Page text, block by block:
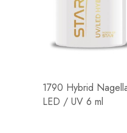
1790 Hybrid
LED / UV 6 ml